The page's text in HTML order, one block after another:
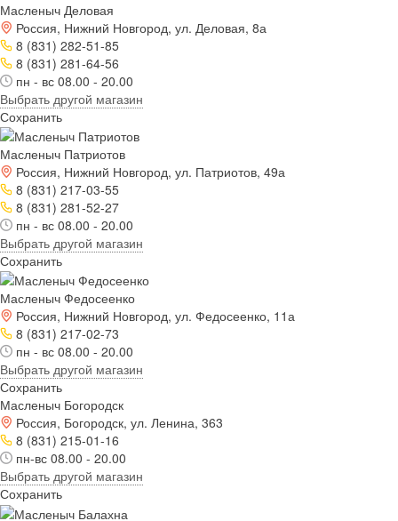
Масленыч Деловая
Россия, Нижний Новгород, ул. Деловая, 8а
8 (831) 282-51-85
8 (831) 281-64-56
пн - вс 08.00 - 20.00
Выбрать другой магазин
Сохранить
Масленыч Патриотов
Россия, Нижний Новгород, ул. Патриотов, 49а
8 (831) 217-03-55
8 (831) 281-52-27
пн - вс 08.00 - 20.00
Выбрать другой магазин
Сохранить
Масленыч Федосеенко
Россия, Нижний Новгород, ул. Федосеенко, 11а
8 (831) 217-02-73
пн - вс 08.00 - 20.00
Выбрать другой магазин
Сохранить
Масленыч Богородск
Россия, Богородск, ул. Ленина, 363
8 (831) 215-01-16
пн-вс 08.00 - 20.00
Выбрать другой магазин
Сохранить